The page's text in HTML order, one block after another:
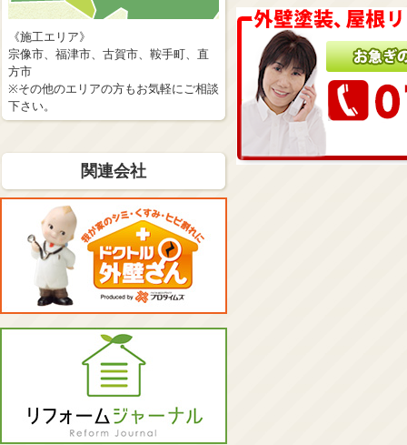
《施工エリア》
宗像市、福津市、古賀市、鞍手町、直
方市
※その他のエリアの方もお気軽にご相談
下さい。
関連会社